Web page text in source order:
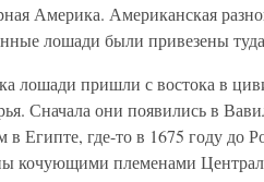
Америка. Американская
лошади были привезены
лошади пришли с востока в
Сначала они появились в
в Египте, где-то в 1675 году до
кочующими племенами